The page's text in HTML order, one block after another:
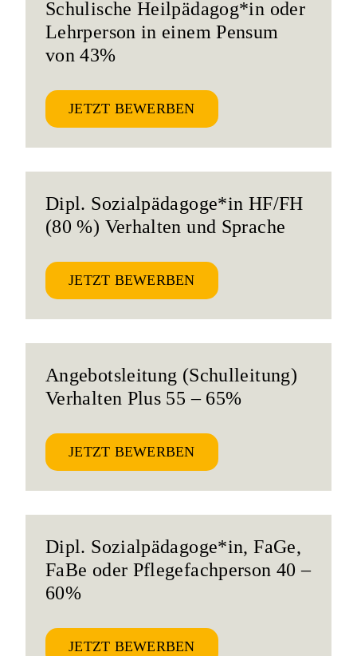
Schulische Heilpädagog*in oder
Lehrperson in einem Pensum
von 43%
JETZT BEWERBEN
Dipl. Sozialpädagoge*in HF/FH
(80 %) Verhalten und Sprache
JETZT BEWERBEN
Angebotsleitung (Schulleitung)
Verhalten Plus 55 – 65%
JETZT BEWERBEN
Dipl. Sozialpädagoge*in, FaGe,
FaBe oder Pflegefachperson 40 –
60%
JETZT BEWERBEN